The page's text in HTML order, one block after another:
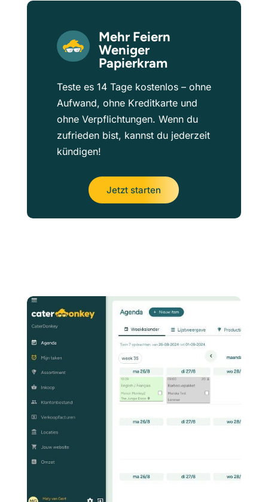
Mehr Feiern
Weniger
Papierkram
Teste es 14 Tage kostenlos – ohne
Aufwand, ohne Kreditkarte und
ohne Verpflichtungen. Wenn du
zufrieden bist, kannst du jederzeit
kündigen!
Jetzt starten